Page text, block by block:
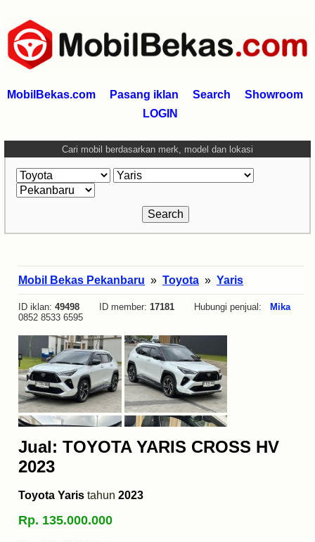
MobilBekas.com Pasang iklan Search
Showroom
LOGIN
Cari mobil berdasarkan merk, model dan lokasi
Mobil Bekas Pekanbaru » Toyota » Yaris
ID iklan: 49498 ID member: 17181 Hubungi penjual:
Mika
0852 8533 6595
Jual: TOYOTA YARIS CROSS HV
2023
Toyota Yaris tahun 2023
Rp. 135.000.000